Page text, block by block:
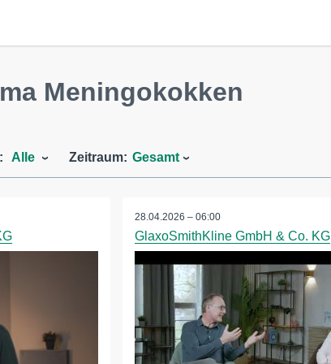
Meningokokken
Alle Zeitraum: Gesamt
28.04.2026 – 06:00
GlaxoSmithKline GmbH & Co. KG